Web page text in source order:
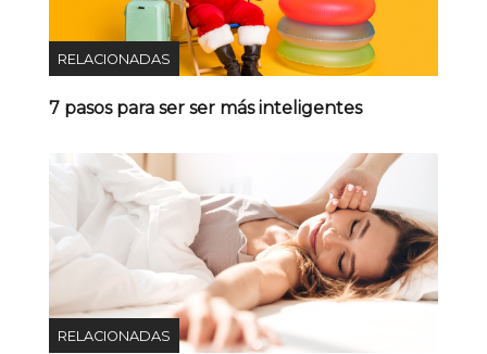
RELACIONADAS
7 pasos para ser ser más inteligentes
RELACIONADAS